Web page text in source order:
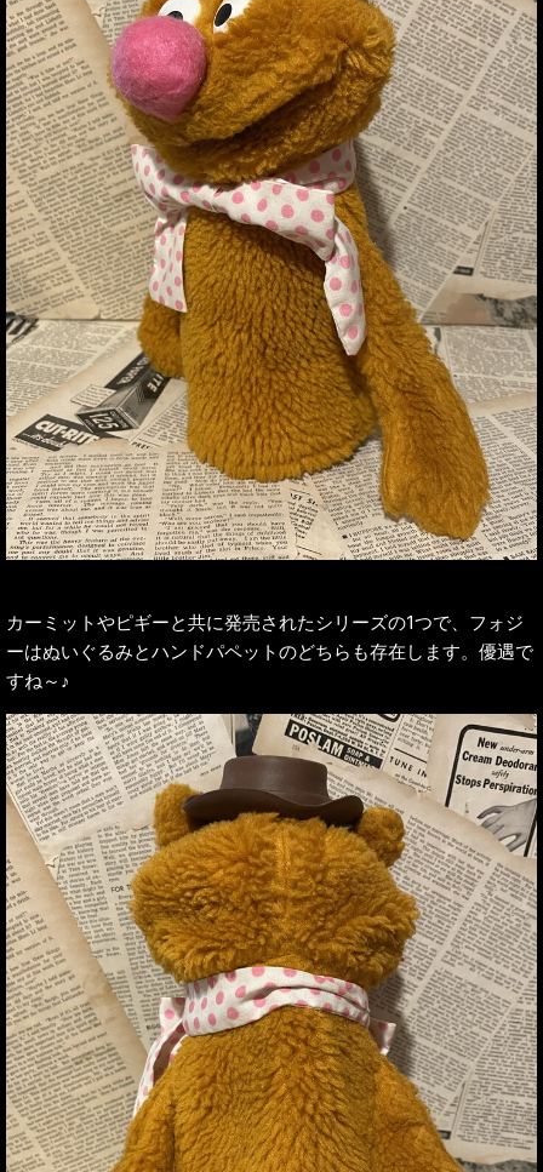
カーミットやピギーと共に発売されたシリーズの1つで、フォジ
ーはぬいぐるみとハンドパペットのどちらも存在します。優遇で
すね～♪